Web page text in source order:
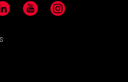
YouTube Instagram